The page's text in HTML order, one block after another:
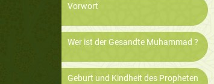
Vorwort
Wer ist der Gesandte Muhammad ?
Geburt und Kindheit des Propheten